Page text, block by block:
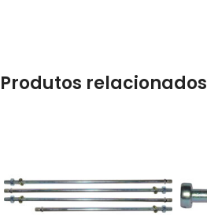
Produtos relacionados